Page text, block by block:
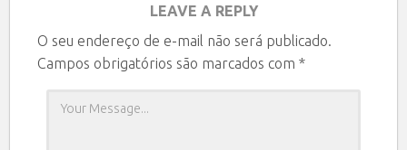
LEAVE A REPLY
O seu endereço de e-mail não será publicado.
Campos obrigatórios são marcados com *